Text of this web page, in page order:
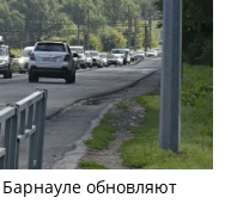
обновляют